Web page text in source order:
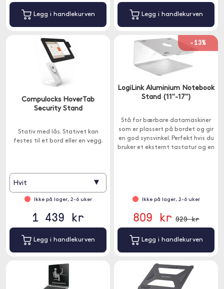
Legg i handlekurven Legg i handlekurven
Compulocks HoverTab
Security Stand
Stativ med lås. Stativet kan
festes til et bord eller en vegg.
Hvit ▾
Ikke på lager, 2-6 uker
1 439 kr
Legg i handlekurven
-13%
LogiLink Aluminium Notebook
Stand (11"-17")
Stå for bærbare datamaskiner
som er plassert på bordet og gir
en god synsvinkel. Perfekt hvis du
bruker et eksternt tastatur og en
Ikke på lager, 2-6 uker
809 kr 929 kr
Legg i handlekurven